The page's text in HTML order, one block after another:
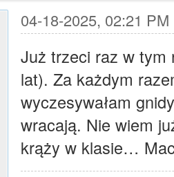
04-18-2025, 02:21 PM
Już trzeci raz w tym
lat). Za każdym
wyczesywałam
wracają. Nie wiem
krąży w klasie…